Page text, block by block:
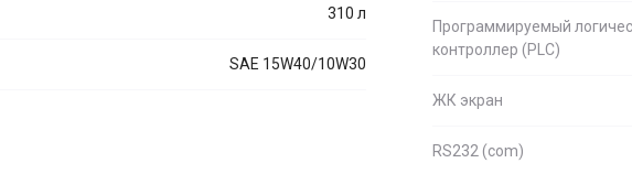
Программируемый
контроллер (PLC)
ЖК экран
RS232 (com)
310 л
SAE 15W40/10W30